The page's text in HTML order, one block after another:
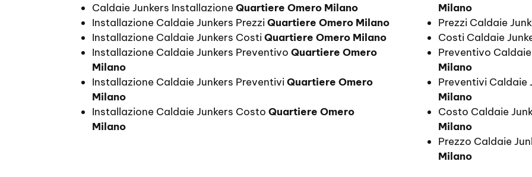
Caldaie Junkers InstallazioneQuartiere Omero Milano
Installazione Caldaie Junkers PrezziQuartiere Omero Milano
Installazione Caldaie Junkers CostiQuartiere Omero Milano
Installazione Caldaie Junkers Preventivo Quartiere Omero
Milano
Installazione Caldaie Junkers PreventiviQuartiere Omero
Milano
Installazione Caldaie Junkers Costo Quartiere Omero
Milano
Milano
Prezzi Caldaie
Costi Caldaie
Preventivo
Milano
Preventivi Caldaie
Milano
Costo Caldaie
Milano
Prezzo Caldaie
Milano